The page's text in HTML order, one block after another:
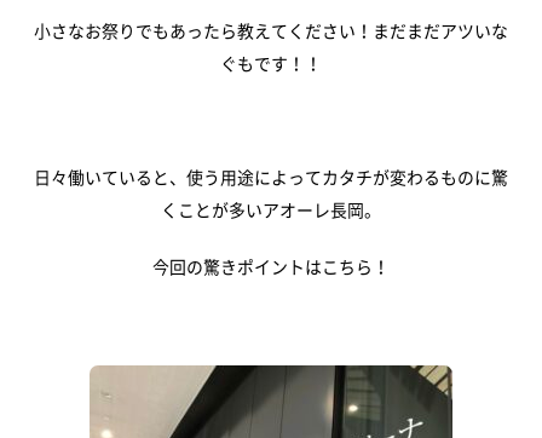
小さなお祭りでもあったら教えてください！まだまだアツいな
ぐもです！！
日々働いていると、使う用途によってカタチが変わるものに驚
くことが多いアオーレ長岡。
今回の驚きポイントはこちら！